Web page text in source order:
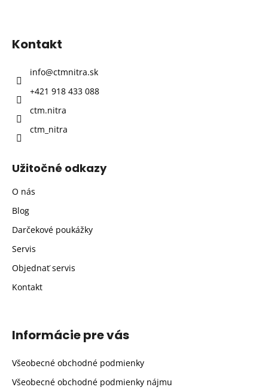
Kontakt
info@ctmnitra.sk
+421 918 433 088
ctm.nitra
ctm_nitra
Užitočné odkazy
O nás
Blog
Darčekové poukážky
Servis
Objednať servis
Kontakt
Informácie pre vás
Všeobecné obchodné podmienky
Všeobecné obchodné podmienky nájmu